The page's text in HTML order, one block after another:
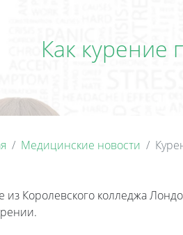
Как курение
Медицинские новости
из Королевского колледжа